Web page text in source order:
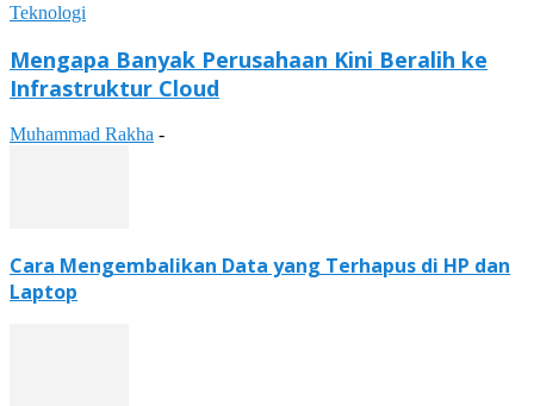
Teknologi
Mengapa Banyak Perusahaan Kini Beralih ke
Infrastruktur Cloud
Muhammad Rakha -
Cara Mengembalikan Data yang Terhapus di HP dan
Laptop